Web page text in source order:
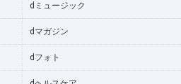
dミュージック
dマガジン
dフォト